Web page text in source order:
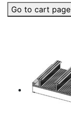
Go to cart page